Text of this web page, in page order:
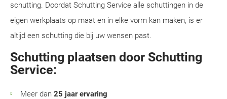
schutting. Doordat Schutting Service alle schuttingen in de
eigen werkplaats op maat en in elke vorm kan maken, is er
altijd een schutting die bij uw wensen past.
Schutting plaatsen door Schutting
Service:
Meer dan 25 jaar ervaring